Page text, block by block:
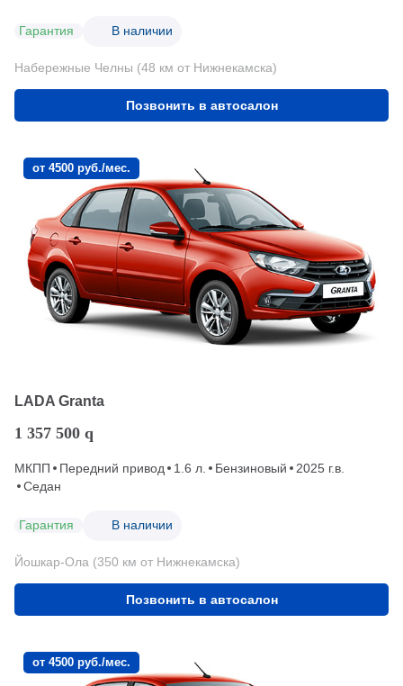
Гарантия В наличии
Набережные Челны (48 км от Нижнекамска)
Позвонить в автосалон
от 4500 руб./мес.
LADA Granta
1 357 500 q
МКПП Передний привод 1.6 л. Бензиновый
2025 г.в.
Седан
Гарантия В наличии
Йошкар-Ола (350 км от Нижнекамска)
Позвонить в автосалон
от 4500 руб./мес.